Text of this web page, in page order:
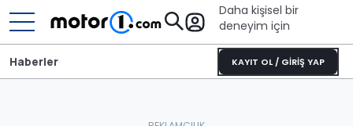
Daha kişisel bir
deneyim için
KAYIT OL / GİRİŞ YAP
Haberler